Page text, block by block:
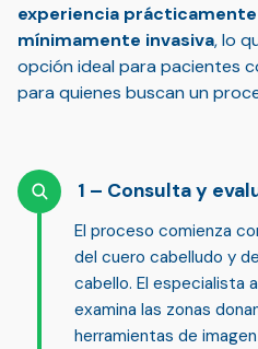
experiencia
mínimamente invasiva, lo
opción ideal para pacientes
para quienes buscan un
Consulta y
El proceso comienza
del cuero cabelludo y
cabello. El especialista
examina las zonas
herramientas de